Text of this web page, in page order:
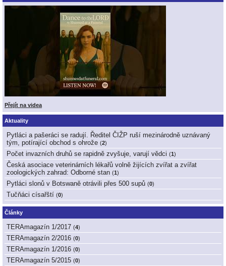
Přejít na videa
Aktuality
Pytláci a pašeráci se radují. Ředitel ČIŽP ruší mezinárodně uznávaný
tým, potírající obchod s ohrože (2)
Počet invazních druhů se rapidně zvyšuje, varují vědci (1 )
Česká asociace veterinárních lékařů volně žijících zvířat a zvířat
zoologických zahrad: Odborné stan (1 )
Pytláci slonů v Botswaně otrávili přes 500 supů (0)
Tučňáci císařští (0)
Články
TERAmagazín 1/2017 (4)
TERAmagazín 2/2016 (0)
TERAmagazín 1/2016 (0)
TERAmagazín 5/2015 (0)